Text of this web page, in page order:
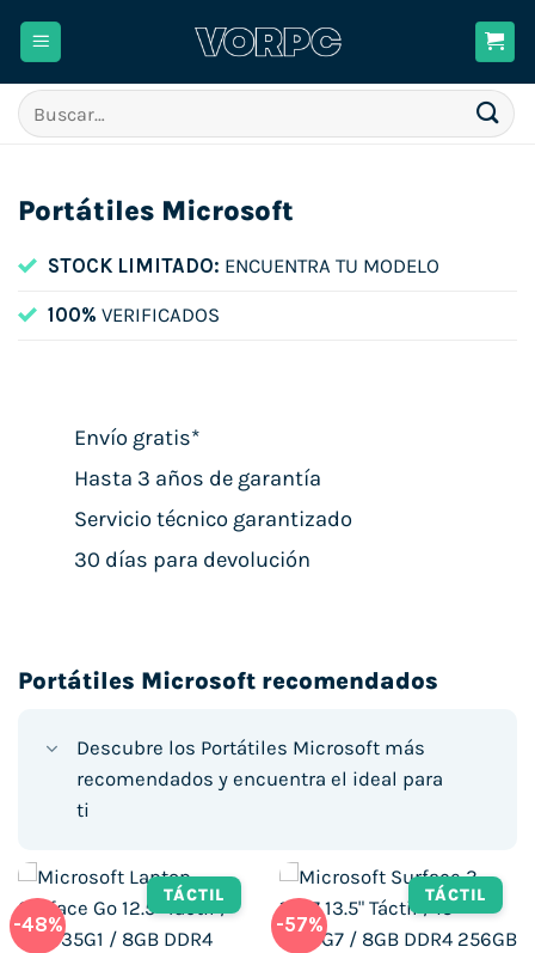
Buscar
por:
Portátiles Microsoft
STOCK LIMITADO: ENCUENTRA TU MODELO
100% VERIFICADOS
Envío gratis*
Hasta 3 años de garantía
Servicio técnico garantizado
30 días para devolución
Portátiles Microsoft recomendados
Descubre los Portátiles Microsoft más
recomendados y encuentra el ideal para
ti
-48%
TÁCTIL
-57%
TÁCTIL